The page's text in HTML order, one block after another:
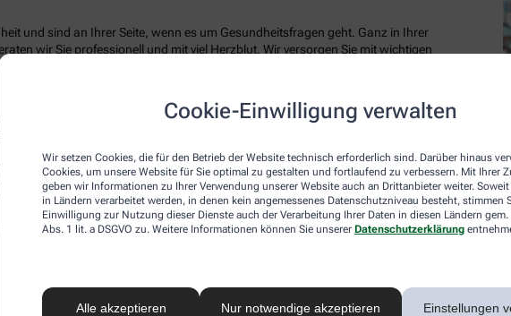
Cookie-Einwilligung verwalten
Wir setzen Cookies, die für den Betrieb der Website technisch erforderlich sind. Darüber hinaus
Cookies, um unsere Website für Sie optimal zu gestalten und fortlaufend zu verbessern. Mit Ihrer
geben wir Informationen zu Ihrer Verwendung unserer Website auch an Drittanbieter weiter. Soweit
in Ländern verarbeitet werden, in denen kein angemessenes Datenschutzniveau besteht, stimmen
Einwilligung zur Nutzung dieser Dienste auch der Verarbeitung Ihrer Daten in diesen Ländern
Abs. 1 lit. a DSGVO zu. Weitere Informationen können Sie unserer Datenschutzerklärung
Alle akzeptieren Nur notwendige akzeptieren Einstellungen
und sind an Ihrer Seite, wenn es um Gesundheitsfragen geht. Ganz in Ihrer
wir Sie professionell und mit viel Herzblut. Wir versorgen Sie mit wichtigen
Gesundheitsleistungen und attraktiven Produkten aus unserem
befinden sich bundesweit mehrere tausend lokale Apotheken. Diese starke
Angeboten und Dienstleistungen immer für Sie da.
Beziehungen zu Ihnen als Patientinnen und Patienten sind für uns
möchten Ihrem Anspruch an eine individuelle, hochwertige und digitale
– damit Sie gesünder und erfüllter leben.
Netzwerkes in Ihrer Nähe finden Sie hier: